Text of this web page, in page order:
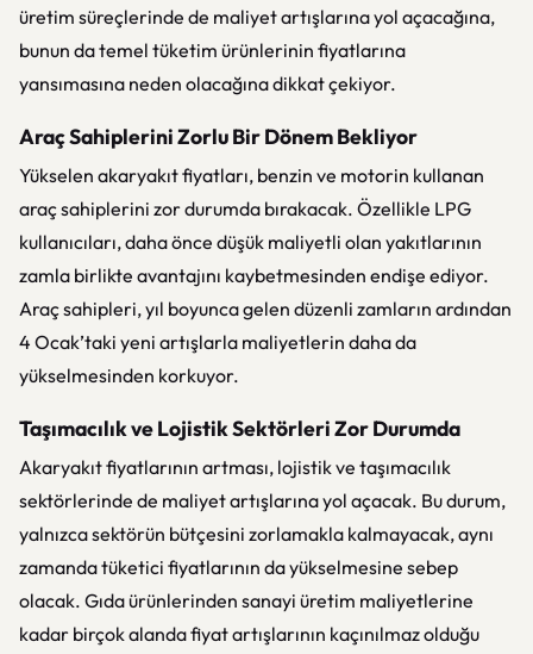
üretim süreçlerinde de maliyet artışlarına yol açacağına,
bunun da temel tüketim ürünlerinin fiyatlarına
yansımasına neden olacağına dikkat çekiyor.
Araç Sahiplerini Zorlu Bir Dönem Bekliyor
Yükselen akaryakıt fiyatları, benzin ve motorin kullanan
araç sahiplerini zor durumda bırakacak. Özellikle LPG
kullanıcıları, daha önce düşük maliyetli olan yakıtlarının
zamla birlikte avantajını kaybetmesinden endişe ediyor.
Araç sahipleri, yıl boyunca gelen düzenli zamların ardından
4 Ocak’taki yeni artışlarla maliyetlerin daha da
yükselmesinden korkuyor.
Taşımacılık ve Lojistik Sektörleri Zor Durumda
Akaryakıt fiyatlarının artması, lojistik ve taşımacılık
sektörlerinde de maliyet artışlarına yol açacak. Bu durum,
yalnızca sektörün bütçesini zorlamakla kalmayacak, aynı
zamanda tüketici fiyatlarının da yükselmesine sebep
olacak. Gıda ürünlerinden sanayi üretim maliyetlerine
kadar birçok alanda fiyat artışlarının kaçınılmaz olduğu